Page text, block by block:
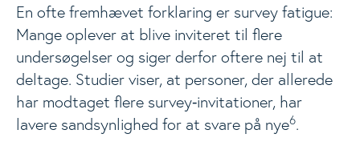
En ofte fremhævet forklaring er survey fatigue:
Mange oplever at blive inviteret til flere
undersøgelser og siger derfor oftere nej til at
deltage. Studier viser, at personer, der allerede
har modtaget flere survey‑invitationer, har
lavere sandsynlighed for at svare på nye6.